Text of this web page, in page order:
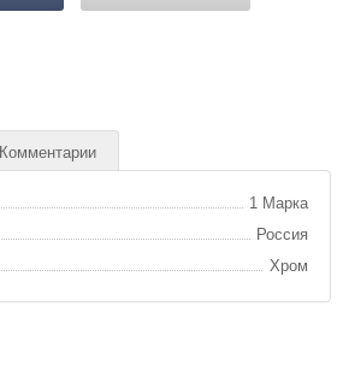
Комментарии
1 Марка
Россия
Хром